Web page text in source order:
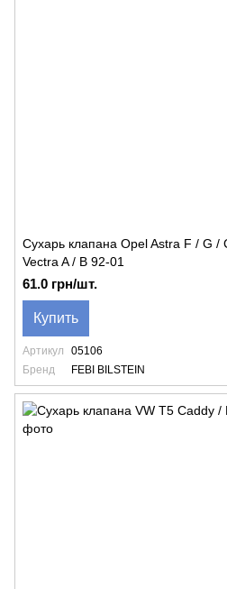
Сухарь клапана Opel Astra F / G /
Vectra A / B 92-01
61.0 грн/шт.
Купить
Артикул
05106
Бренд
FEBI BILSTEIN